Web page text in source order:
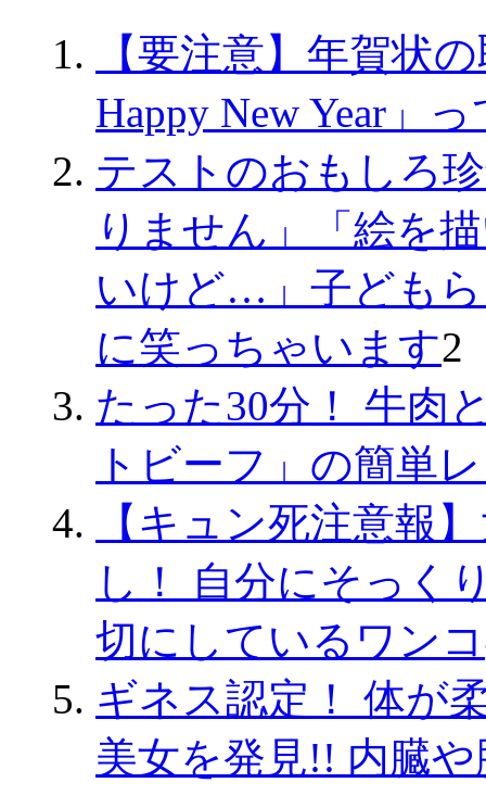
【要注意】年賀状
Happy New Year」
テストのおもしろ
りません」「絵を
いけど…」子ども
に笑っちゃいます2
たった30分！ 牛肉
トビーフ」の簡単
【キュン死注意報
し！ 自分にそっく
切にしているワンコ
ギネス認定！ 体が
美女を発見!! 内臓